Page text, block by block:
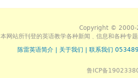
Copyright © 2000-
本网站所刊登的英语教学各种新闻﹑信息和各种专
陈雷英语简介
关于我们 联系我们
鲁ICP备